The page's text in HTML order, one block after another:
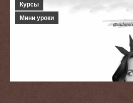
Курсы
Мини уроки